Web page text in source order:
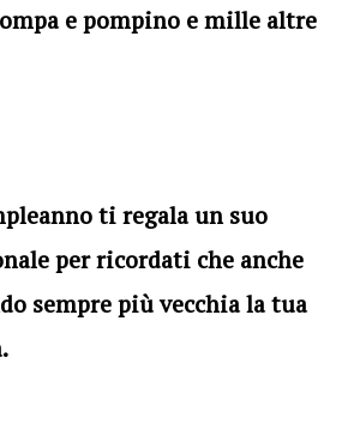
e pompino e mille altre
ti regala un suo
per ricordati che anche
sempre più vecchia la tua